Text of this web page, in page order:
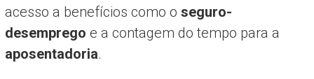
acesso a benefícios como o seguro-
desemprego e a contagem do tempo para a
aposentadoria.